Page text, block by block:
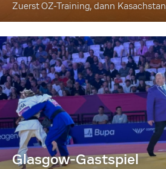
Zuerst OZ-Training, dann Kasachstan
Glasgow-Gastspiel